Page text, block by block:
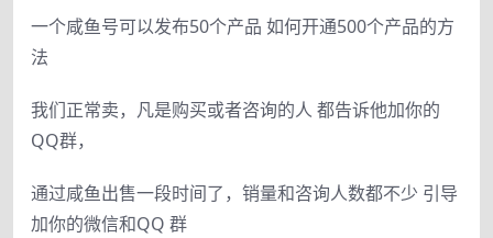
一个咸鱼号可以发布50个产品 如何开通500个产品的方
法
我们正常卖，凡是购买或者咨询的人 都告诉他加你的
QQ群，
通过咸鱼出售一段时间了，销量和咨询人数都不少 引导
加你的微信和QQ 群